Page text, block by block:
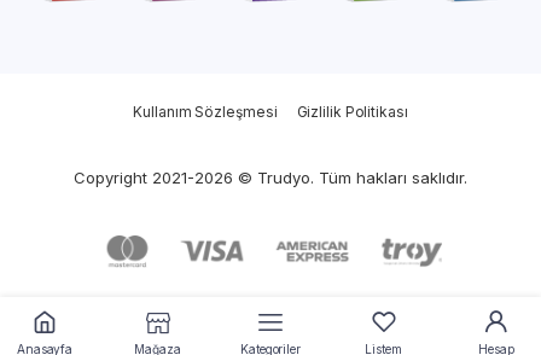
Anasayfa Mağaza Kategoriler Listem Hesap
Kullanım Sözleşmesi Gizlilik Politikası
Copyright 2021-2026 © Trudyo. Tüm hakları saklıdır.